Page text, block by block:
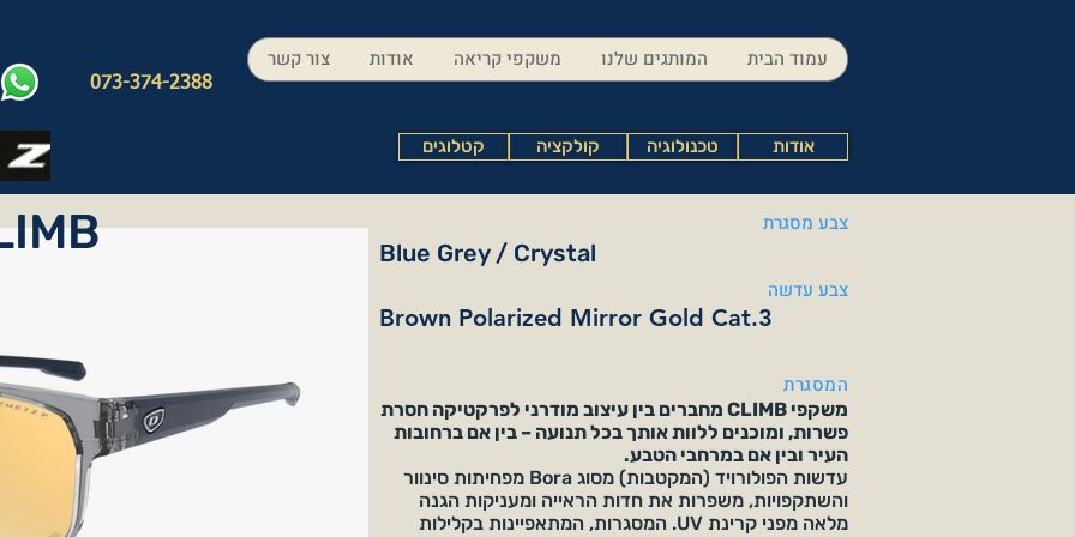
073-374-2388
עמוד הבית המותגים שלנו משקפי קריאה אודות צור קשר
קטלוגים קולקציה טכנולוגיה אודות
צבע מסגרת
Blue Grey / Crystal
צבע עדשה
Brown Polarized Mirror Gold Cat.3
המסגרת
משקפי CLIMB מחברים בין עיצוב מודרני לפרקטיקה חסרת
פשרות, ומוכנים ללוות אותך בכל תנועה – בין אם ברחובות
העיר ובין אם במרחבי הטבע.
עדשות הפולורויד (המקטבות) מסוג Bora מפחיתות סינוור
והשתקפויות, משפרות את חדות הראייה ומעניקות הגנה
מלאה מפני קרינת UV. המסגרות, המתאפיינות בקלילות